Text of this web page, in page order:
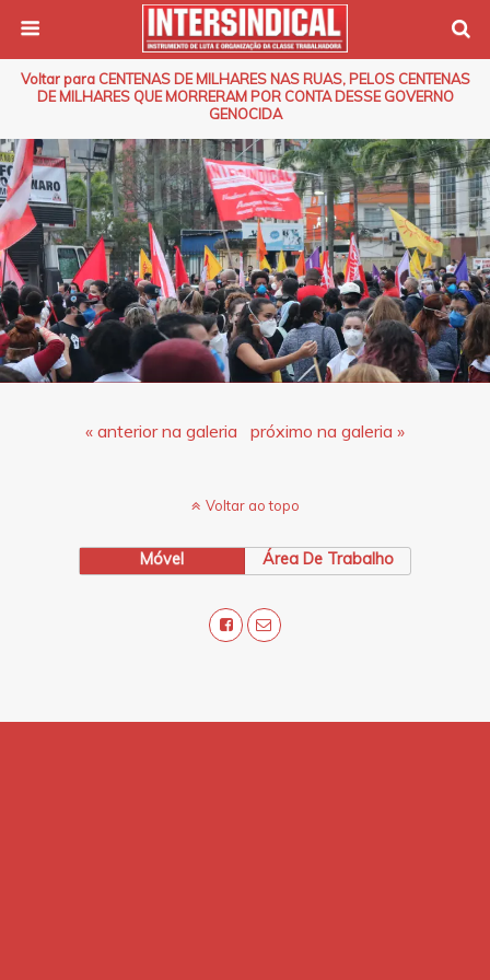
Voltar para CENTENAS DE MILHARES NAS RUAS, PELOS CENTENAS
DE MILHARES QUE MORRERAM POR CONTA DESSE GOVERNO
GENOCIDA
« anterior na galeria próximo na galeria »
Voltar ao topo
Móvel Área De Trabalho